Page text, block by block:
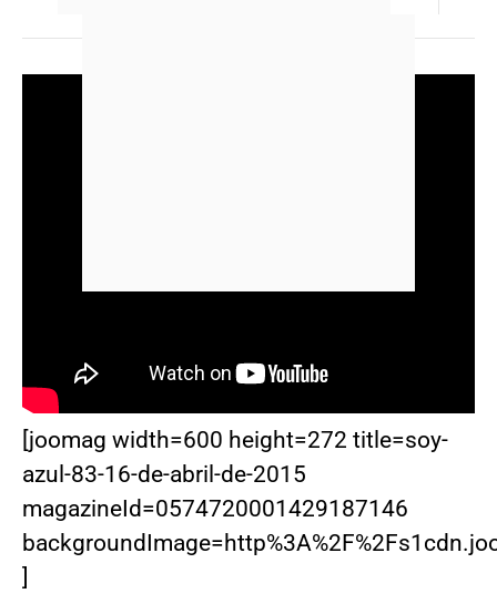
[joomag width=600 height=272 title=soy-
azul-83-16-de-abril-de-2015
magazineId=0574720001429187146
]